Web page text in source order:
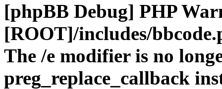
[phpBB Debug] PHP
[ROOT]/includes/
The /e modifier is no
preg_replace_callback